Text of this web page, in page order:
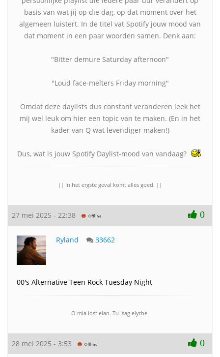
basis van wat jij op die dag, op dat moment over het
algemeen luistert. In de titel vat Spotify jouw mood van
dat moment in een paar woorden samen. Denk aan:
"Bitter demure Saturday afternoon"
"Loud face-melters Friday morning"
Omdat deze daylists dus constant veranderen leek het
mij wel leuk om hier een topic van te maken. (En in het
kader van Q wat levendiger maken!)
Dus, wat is jouw Spotify Daylist-mood van vandaag?
|| In het ergste geval komt alles goed. ||
27 mei 2025 - 22:38 0
Ryland 33662
00's Alternative Teen Rock Tuesday Night
O mia lost elan. Tu isag elythe.
28 mei 2025 - 3:53 0